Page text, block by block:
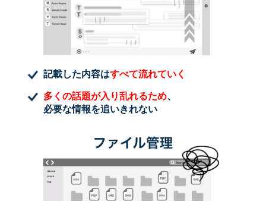
記載した内容はすべて流れていく
多くの話題が入り乱れるため、
必要な情報を追いきれない